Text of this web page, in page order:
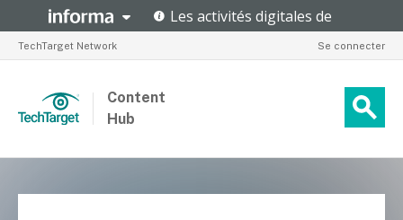
TechTarget Network Se connecter
Content
Hub